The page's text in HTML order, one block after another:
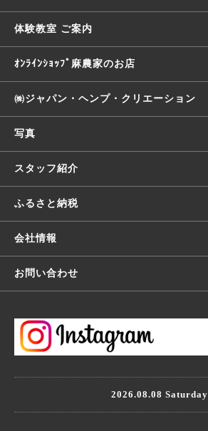
体験教室 ご案内
ｵﾝﾗｲﾝｼｮｯﾌﾟ麻農家のお店
㈱ジャパン・ヘンプ・クリエーション
写真
スタッフ紹介
ふるさと納税
会社情報
お問い合わせ
2026.08.08 Saturday